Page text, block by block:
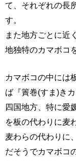
て、それぞれの長
す。
また地方ごとに近
地独特のカマボコ
カマボコの中には
ば『簀巻(すま)きカ
四国地方、特に愛
を板の代わりに麦
麦わらの代わりに
だそうでカマボコ